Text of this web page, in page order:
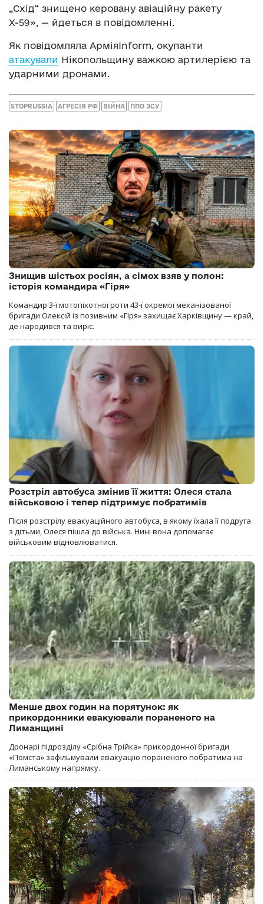
„Схід“ знищено керовану авіаційну ракету
Х-59», — йдеться в повідомленні.
Як повідомляла АрміяInform, окупанти
атакували Нікопольщину важкою артилерією та
ударними дронами.
STOPRUSSIA АГРЕСІЯ РФ ВІЙНА ППО ЗСУ
Знищив шістьох росіян, а сімох взяв у полон:
історія командира «Гіря»
Командир 3-ї мотопіхотної роти 43-ї окремої механізованої
бригади Олексій із позивним «Гіря» захищає Харківщину — край,
де народився та виріс.
Розстріл автобуса змінив її життя: Олеся стала
військовою і тепер підтримує побратимів
Після розстрілу евакуаційного автобуса, в якому їхала її подруга
з дітьми, Олеся пішла до війська. Нині вона допомагає
військовим відновлюватися.
Менше двох годин на порятунок: як
прикордонники евакуювали пораненого на
Лиманщині
Дронарі підрозділу «Срібна Трійка» прикордонної бригади
«Помста» зафільмували евакуацію пораненого побратима на
Лиманському напрямку.